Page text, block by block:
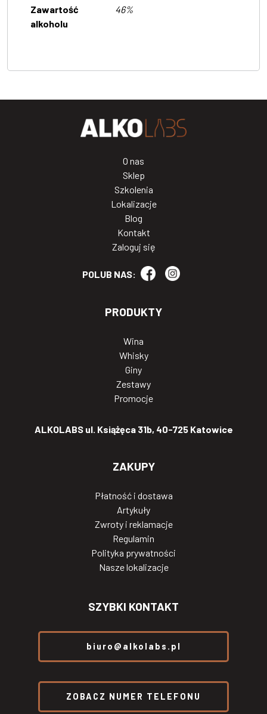
Zawartość
alkoholu
46%
O nas
Sklep
Szkolenia
Lokalizacje
Blog
Kontakt
Zaloguj się
POLUB NAS:
PRODUKTY
Wina
Whisky
Giny
Zestawy
Promocje
ALKOLABS ul. Książęca 31b, 40-725 Katowice
ZAKUPY
Płatność i dostawa
Artykuły
Zwroty i reklamacje
Regulamin
Polityka prywatności
Nasze lokalizacje
SZYBKI KONTAKT
biuro@alkolabs.pl
ZOBACZ NUMER TELEFONU